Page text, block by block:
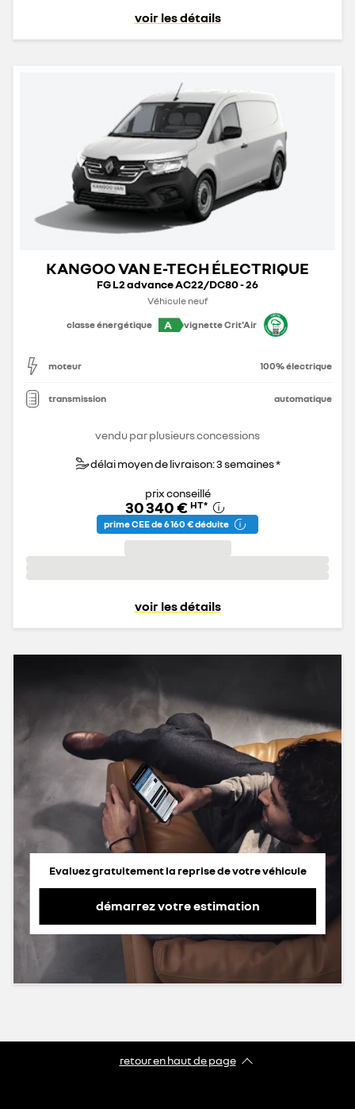
voir les détails
KANGOO VAN E-TECH ÉLECTRIQUE
FG L2 advance AC22/DC80 - 26
Véhicule neuf
classe énergétique
A vignette Crit'Air
moteur 100% électrique
transmission automatique
vendu par plusieurs concessions
délai moyen de livraison: 3 semaines *
prix conseillé
30 340 € HT*
prime CEE de 6 160 € déduite
voir les détails
Evaluez gratuitement la reprise de votre véhicule
démarrez votre estimation
retour en haut de page​